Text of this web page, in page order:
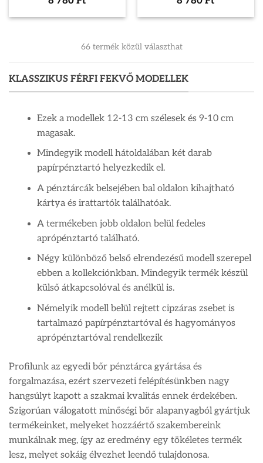
66 termék közül választhat
KLASSZIKUS FÉRFI FEKVŐ MODELLEK
Ezek a modellek 12-13 cm szélesek és 9-10 cm
magasak.
Mindegyik modell hátoldalában két darab
papírpénztartó helyezkedik el.
A pénztárcák belsejében bal oldalon kihajtható
kártya és irattartók találhatóak.
A termékeben jobb oldalon belül fedeles
aprópénztartó található.
Négy különböző belső elrendezésű modell szerepel
ebben a kollekciónkban. Mindegyik termék készül
külső átkapcsolóval és anélkül is.
Némelyik modell belül rejtett cipzáras zsebet is
tartalmazó papírpénztartóval és hagyományos
aprópénztartóval rendelkezik
Profilunk az egyedi bőr pénztárca gyártása és
forgalmazása, ezért szervezeti felépítésünkben nagy
hangsúlyt kapott a szakmai kvalitás ennek érdekében.
Szigorúan válogatott minőségi bőr alapanyagból gyártjuk
termékeinket, melyeket hozzáértő szakembereink
munkálnak meg, így az eredmény egy tökéletes termék
lesz, melyet sokáig élvezhet leendő tulajdonosa.